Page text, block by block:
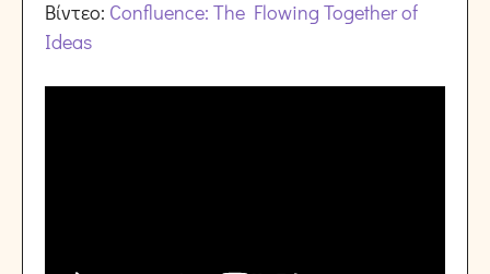
Βίντεο: Confluence: The Flowing Together of
Ideas